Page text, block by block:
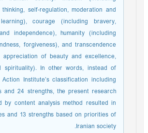
thinking, self-regulation, moderation and
courage (including bravery,
independence), humanity (including
forgiveness), and transcendence
appreciation of beauty and excellence,
spirituality). In other words, instead of
Action Institute’s classification including
and 24 strengths, the present research
by content analysis method resulted in
and 13 strengths based on priorities of
Iranian society.